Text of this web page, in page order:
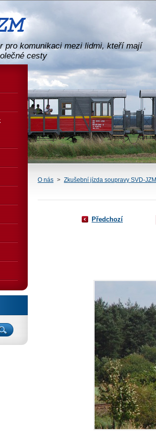
pro komunikaci mezi lidmi, kteří mají
cesty
O nás > Zkušební jízda soupravy SVD-JZM
Předchozí